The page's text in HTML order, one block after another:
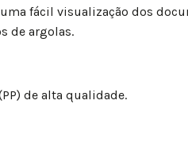
fácil visualização dos
de argolas.
de alta qualidade.